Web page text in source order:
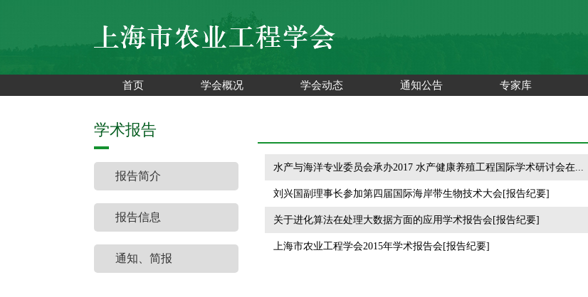
首页 学会概况 学会动态 通知公告 专家库
学术报告
报告简介
报告信息
通知、简报
水产与海洋专业委员会承办2017 水产健康养殖工程国际学术研讨会在...
刘兴国副理事长参加第四届国际海岸带生物技术大会[报告纪要]
关于进化算法在处理大数据方面的应用学术报告会[报告纪要]
上海市农业工程学会2015年学术报告会[报告纪要]